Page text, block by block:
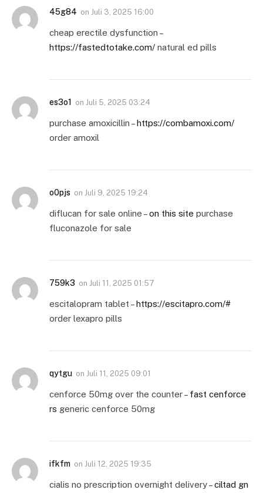
45g84 on Juli 3, 2025 16:00
cheap erectile dysfunction –
https://fastedtotake.com/ natural ed pills
es3o1 on Juli 5, 2025 03:24
purchase amoxicillin –https://combamoxi.com/
order amoxil
o0pjs on Juli 9, 2025 19:24
diflucan for sale online –on this site purchase
fluconazole for sale
759k3 on Juli 11, 2025 01:57
escitalopram tablet –https://escitapro.com/#
order lexapro pills
qytgu on Juli 11, 2025 09:01
cenforce 50mg over the counter – fast cenforce
rs generic cenforce 50mg
ifkfm on Juli 12, 2025 19:35
cialis no prescription overnight delivery –ciltad gn